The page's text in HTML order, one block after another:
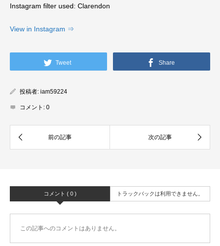
Instagram filter used: Clarendon
View in Instagram ⇒
Tweet Share
投稿者: iam59224
コメント: 0
コメント ( 0 ) トラックバックは利用できません。
この記事へのコメントはありません。